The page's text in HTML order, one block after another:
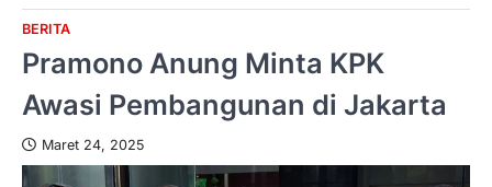
BERITA
Pramono Anung Minta KPK
Awasi Pembangunan di Jakarta
Maret 24, 2025